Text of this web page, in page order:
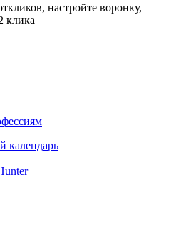
настройте воронку,
клика
календарь